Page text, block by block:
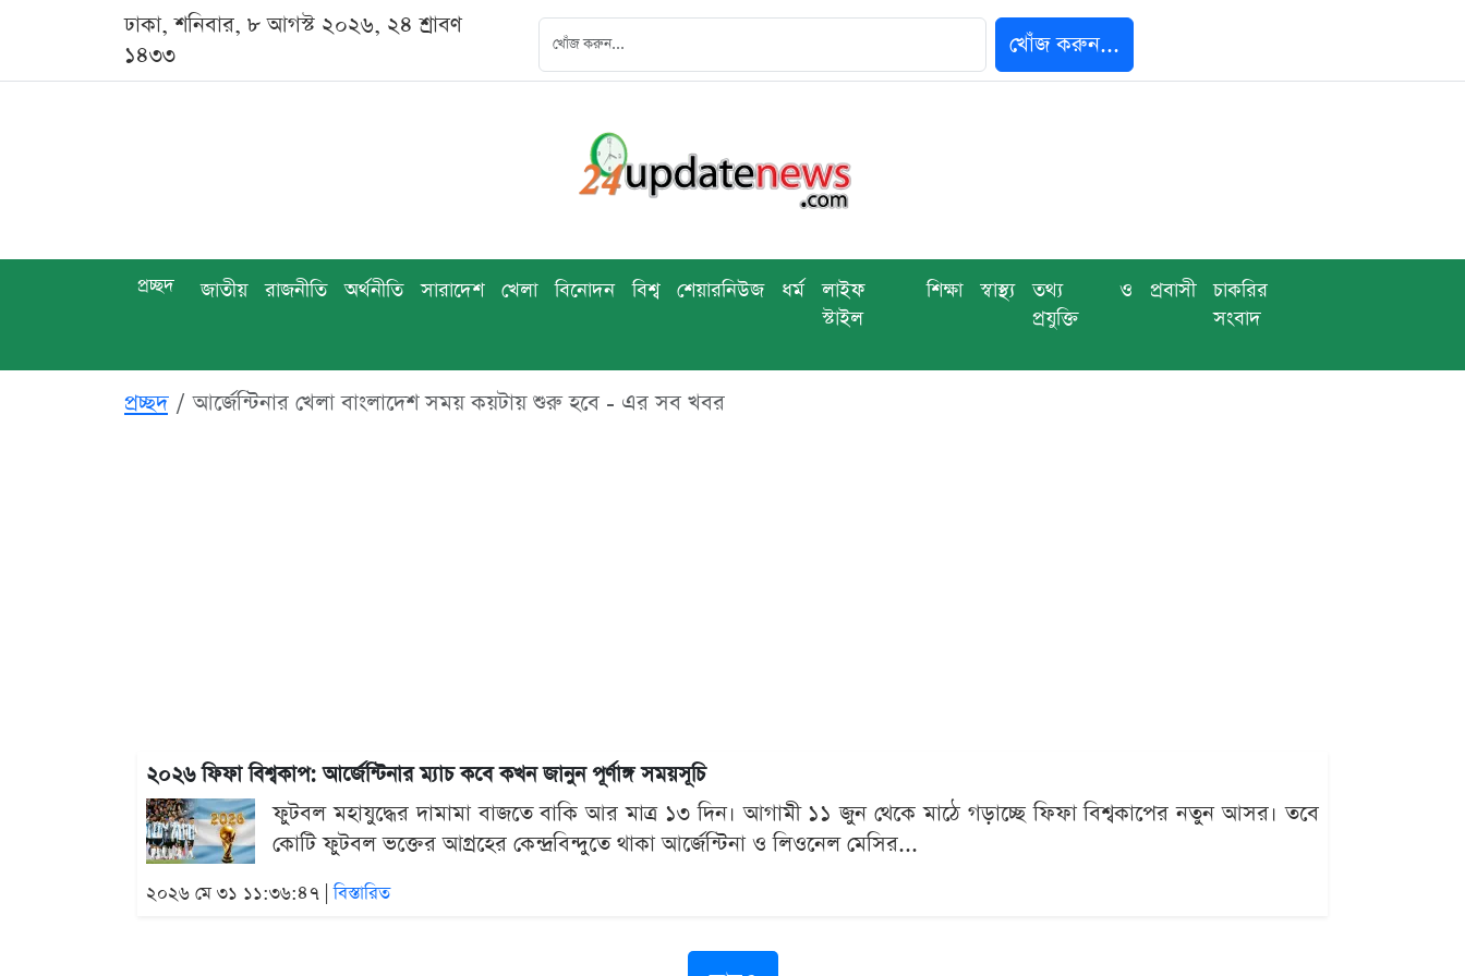
ঢাকা, শনিবার, ৮ আগস্ট ২০২৬, ২৪ শ্রাবণ
১৪৩৩
খোঁজ করুন...
প্রচ্ছদ জাতীয় রাজনীতি অর্থনীতি সারাদেশ খেলা বিনোদন বিশ্ব শেয়ারনিউজ ধর্ম
লাইফ
স্টাইল
শিক্ষা স্বাস্থ্য
তথ্য ও
প্রযুক্তি
প্রবাসী
চাকরির
সংবাদ
প্রচ্ছদ আর্জেন্টিনার খেলা বাংলাদেশ সময় কয়টায় শুরু হবে - এর সব খবর
২০২৬ ফিফা বিশ্বকাপ: আর্জেন্টিনার ম্যাচ কবে কখন জানুন পূর্ণাঙ্গ সময়সূচি
ফুটবল মহাযুদ্ধের দামামা বাজতে বাকি আর মাত্র ১৩ দিন। আগামী ১১ জুন থেকে মাঠে গড়াচ্ছে ফিফা বিশ্বকাপের নতুন আসর। তবে
কোটি ফুটবল ভক্তের আগ্রহের কেন্দ্রবিন্দুতে থাকা আর্জেন্টিনা ও লিওনেল মেসির...
২০২৬ মে ৩১ ১১:৩৬:৪৭ |বিস্তারিত